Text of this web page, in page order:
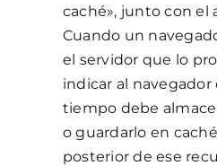
caché», junto con el
Cuando un
el servidor que lo
indicar al
tiempo debe
o guardarlo en
posterior de ese